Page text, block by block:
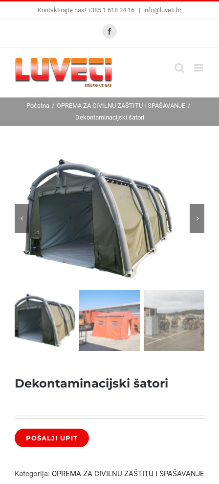
Kontaktirajte nas! +385 1 618 34 16 | info@luveti.hr
Facebook
Početna
OPREMA ZA CIVILNU ZAŠTITU I SPAŠAVANJE
Dekontaminacijski šatori
Dekontaminacijski šatori
Kategorija: OPREMA ZA CIVILNU ZAŠTITU I SPAŠAVANJE